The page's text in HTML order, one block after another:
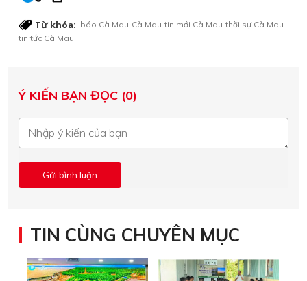
Từ khóa: báo Cà Mau Cà Mau tin mới Cà Mau thời sự Cà Mau
tin tức Cà Mau
Ý KIẾN BẠN ĐỌC (0)
TIN CÙNG CHUYÊN MỤC